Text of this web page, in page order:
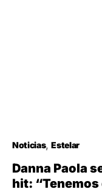
Noticias Estelar
Danna Paola
hit: